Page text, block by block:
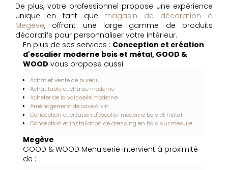
De plus, votre professionnel propose une expérience
unique en tant que magasin de décoration à
Megève, offrant une large gamme de produits
décoratifs pour personnaliser votre intérieur.
En plus de ses services : Conception et création
d'escalier moderne bois et métal, GOOD &
WOOD vous propose aussi :
Achat et vente de bureau
Achat table et chaise moderne
Acheter de la vaisselle moderne
Aménagement de cave à vin
Conception et création d'escalier moderne bois et métal
Conception et installation de dressing en bois sur mesure
Megève
GOOD & WOOD Menuiserie intervient à proximité
de :